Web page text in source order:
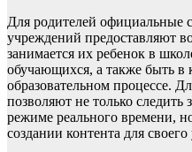
Для родителей официальные
учреждений предоставляют
занимается их ребенок в
обучающихся, а также быть в
образовательном процессе.
позволяют не только
режиме реального времени,
создании контента для